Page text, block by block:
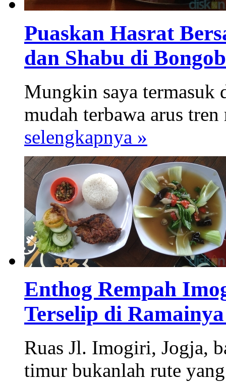
Puaskan Hasrat
dan Shabu di
Mungkin saya termasuk
mudah terbawa arus
selengkapnya »
Enthog Rempah
Terselip di
Ruas Jl. Imogiri, Jogja,
timur bukanlah rute